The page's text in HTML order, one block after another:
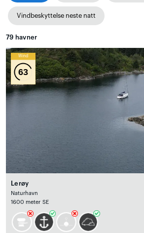
Vindbeskyttelse neste natt
79 havner
Wind
63
Lerøy
Naturhavn
1600 meter SE